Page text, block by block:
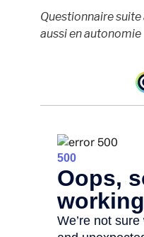
Questionnaire
aussi en autonomie